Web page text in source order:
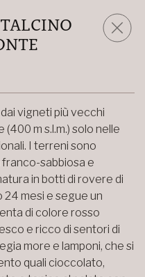
vigneti più vecchi
m s.l.m.) solo nelle
I terreni sono
sabbiosa e
in botti di rovere di
24 mesi e segue un
di colore rosso
e ricco di sentori di
more e lamponi, che si
quali cioccolato,